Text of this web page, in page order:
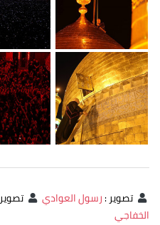
تصوير:رسول العوادي تصوير
الخفاجي